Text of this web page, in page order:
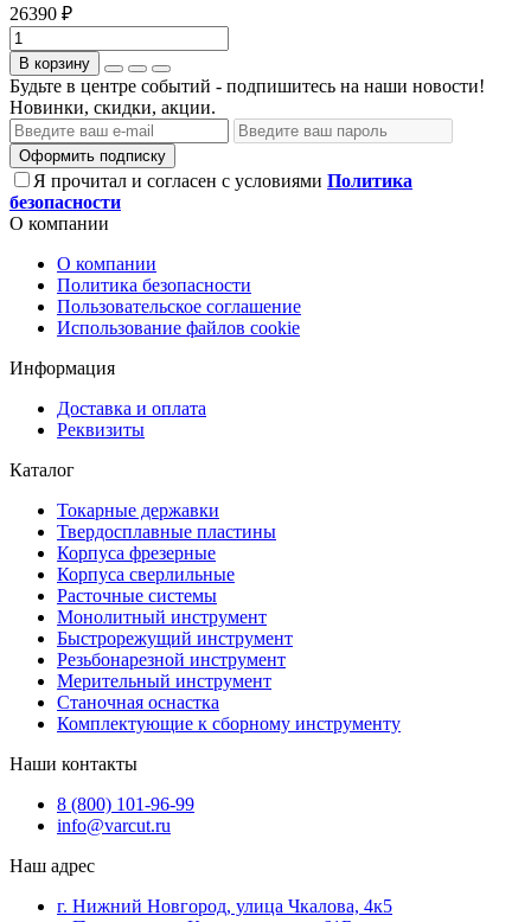
26390 ₽
В корзину
Будьте в центре событий - подпишитесь на наши новости!
Новинки, скидки, акции.
Оформить подписку
Я прочитал и согласен с условиями Политика
безопасности
О компании
О компании
Политика безопасности
Пользовательское соглашение
Использование файлов cookie
Информация
Доставка и оплата
Реквизиты
Каталог
Токарные державки
Твердосплавные пластины
Корпуса фрезерные
Корпуса сверлильные
Расточные системы
Монолитный инструмент
Быстрорежущий инструмент
Резьбонарезной инструмент
Мерительный инструмент
Станочная оснастка
Комплектующие к сборному инструменту
Наши контакты
8 (800) 101-96-99
info@varcut.ru
Наш адрес
г. Нижний Новгород, улица Чкалова, 4к5